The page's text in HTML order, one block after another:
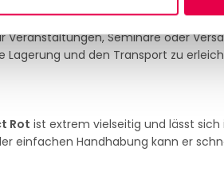
Mit einer Dicke von nur 3,5
Veranstaltungen, Seminare oder
Lagerung und den Transport zu
Rot ist extrem vielseitig und lässt
einfachen Handhabung kann er